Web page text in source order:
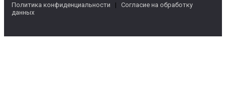
Политика конфиденциальности | Согласие на обработку
данных